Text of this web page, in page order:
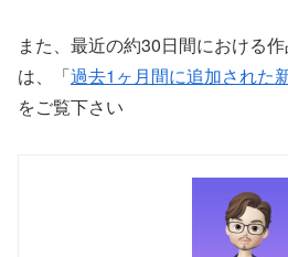
また、最近の約30日間における
は、「過去1ヶ月間に追加された
をご覧下さい